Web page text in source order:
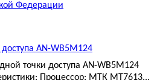
Федерации
AN-WB5M124
точки доступа AN-WB5M124
Процессор: МТК MT7613...